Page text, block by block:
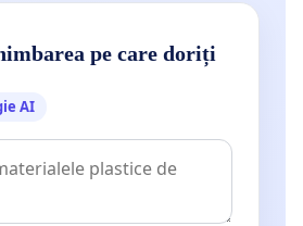
pe care doriți
AI